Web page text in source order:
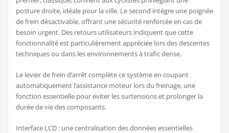
posture droite, idéale pour la ville. Le second intègre une poignée
de frein désactivable, offrant une sécurité renforcée en cas de
besoin urgent. Des retours utilisateurs indiquent que cette
fonctionnalité est particulièrement appréciée lors des descentes
techniques ou dans les environnements à trafic dense.
Le levier de frein d’arrêt complète ce système en coupant
automatiquement l’assistance moteur lors du freinage, une
fonction essentielle pour éviter les surtensions et prolonger la
durée de vie des composants.
Interface LCD : une centralisation des données essentielles